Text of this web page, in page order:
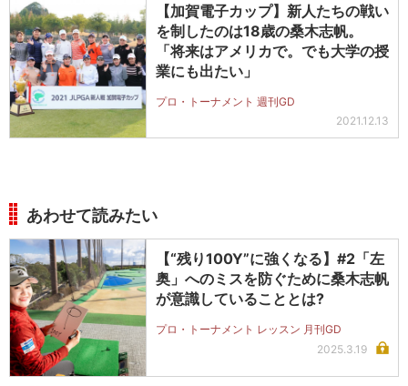
【加賀電子カップ】新人たちの戦い
を制したのは18歳の桑木志帆。
「将来はアメリカで。でも大学の授
業にも出たい」
プロ・トーナメント 週刊GD
2021.12.13
あわせて読みたい
【“残り100Y”に強くなる】#2「左
奥」へのミスを防ぐために桑木志帆
が意識していることとは?
プロ・トーナメント レッスン 月刊GD
2025.3.19